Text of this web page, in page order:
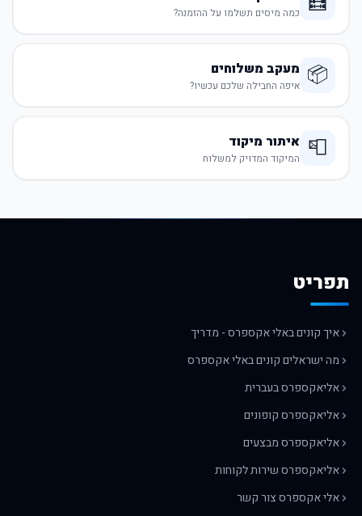
כמה מיסים תשלמו על ההזמנה?
📦 מעקב משלוחים
איפה החבילה שלכם עכשיו?
📮 איתור מיקוד
המיקוד המדויק למשלוח
תפריט
איך קונים באלי אקספרס - מדריך
מה ישראלים קונים באלי אקספרס
אליאקספרס בעברית
אליאקספרס קופונים
אליאקספרס מבצעים
אליאקספרס שירות לקוחות
אלי אקספרס צור קשר